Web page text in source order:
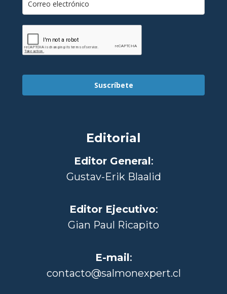
Suscríbete
Editorial
Editor General:
Gustav-Erik Blaalid
Editor Ejecutivo:
Gian Paul Ricapito
E-mail:
contacto@salmonexpert.cl